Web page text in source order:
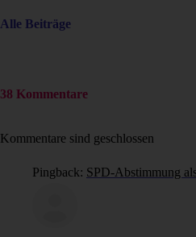
Alle Beiträge
38 Kommentare
Kommentare sind geschlossen
Pingback: SPD-Abstimmung